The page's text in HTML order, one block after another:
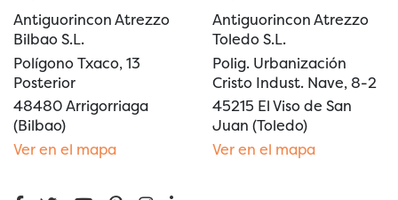
Antiguorincon Atrezzo
Bilbao S.L.
Polígono Txaco, 13
Posterior
48480 Arrigorriaga
(Bilbao)
Ver en el mapa
Antiguorincon Atrezzo
Toledo S.L.
Polig. Urbanización
Cristo Indust. Nave, 8-2
45215 El Viso de San
Juan (Toledo)
Ver en el mapa